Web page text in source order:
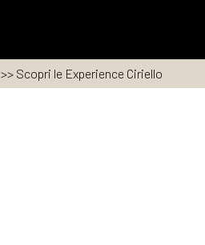
>> Scopri le Experience Ciriello